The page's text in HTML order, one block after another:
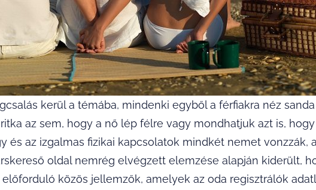
kerül a témába, mindenki egyből a férfiakra néz sanda
az sem, hogy a nő lép félre vagy mondhatjuk azt is, hogy
és az izgalmas fizikai kapcsolatok mindkét nemet vonzzák,
oldal nemrég elvégzett elemzése alapján kiderült,
közös jellemzők, amelyek az oda regisztrálók